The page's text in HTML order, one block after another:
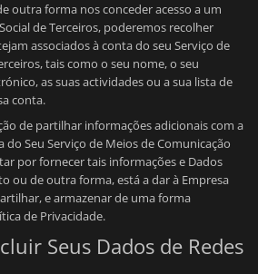
outra forma nos conceder acesso a um
de Terceiros, poderemos recolher
associados à conta do seu Serviço de
tais como o seu nome, o seu
as suas actividades ou a sua lista de
conta.
de partilhar informações adicionais com a
do Seu Serviço de Meios de Comunicação
por fornecer tais informações e Dados
ou de outra forma, está a dar à Empresa
e armazenar de uma forma
de Privacidade.
Seus Dados de Redes